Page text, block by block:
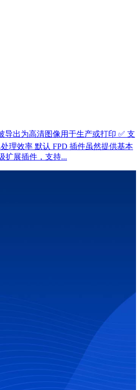
导出为高清图像用于生产或打印 ✅ 支
理效率 默认 FPD 插件虽然提供基本
扩展插件，支持...